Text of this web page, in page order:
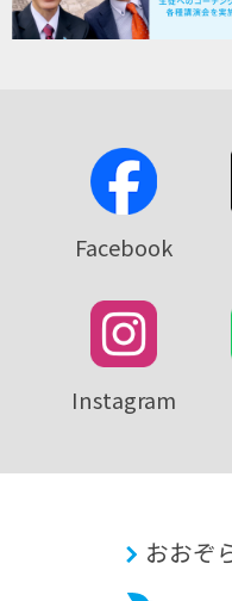
Facebook
Instagram
おおぞ